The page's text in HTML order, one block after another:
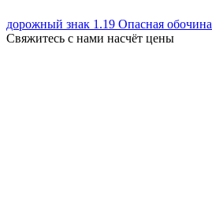
дорожный знак 1.19 Опасная обочина
Свяжитесь с нами насчёт цены